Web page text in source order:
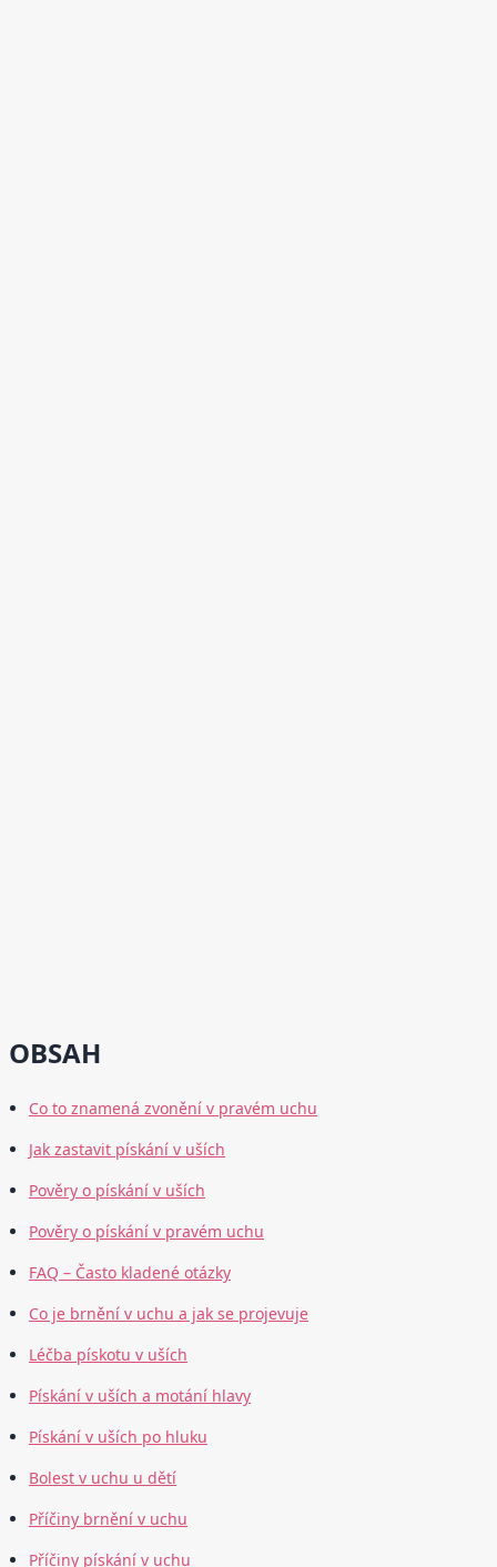
OBSAH
Co to znamená zvonění v pravém uchu
Jak zastavit pískání v uších
Pověry o pískání v uších
Pověry o pískání v pravém uchu
FAQ – Často kladené otázky
Co je brnění v uchu a jak se projevuje
Léčba pískotu v uších
Pískání v uších a motání hlavy
Pískání v uších po hluku
Bolest v uchu u dětí
Příčiny brnění v uchu
Příčiny pískání v uchu